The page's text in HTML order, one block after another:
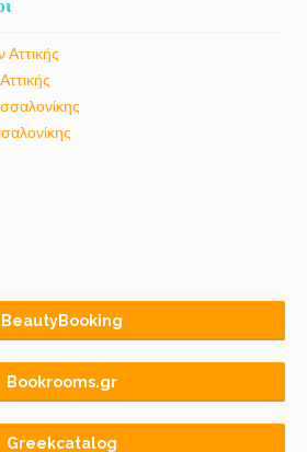
BeautyBooking
Bookrooms.gr
Greekcatalog